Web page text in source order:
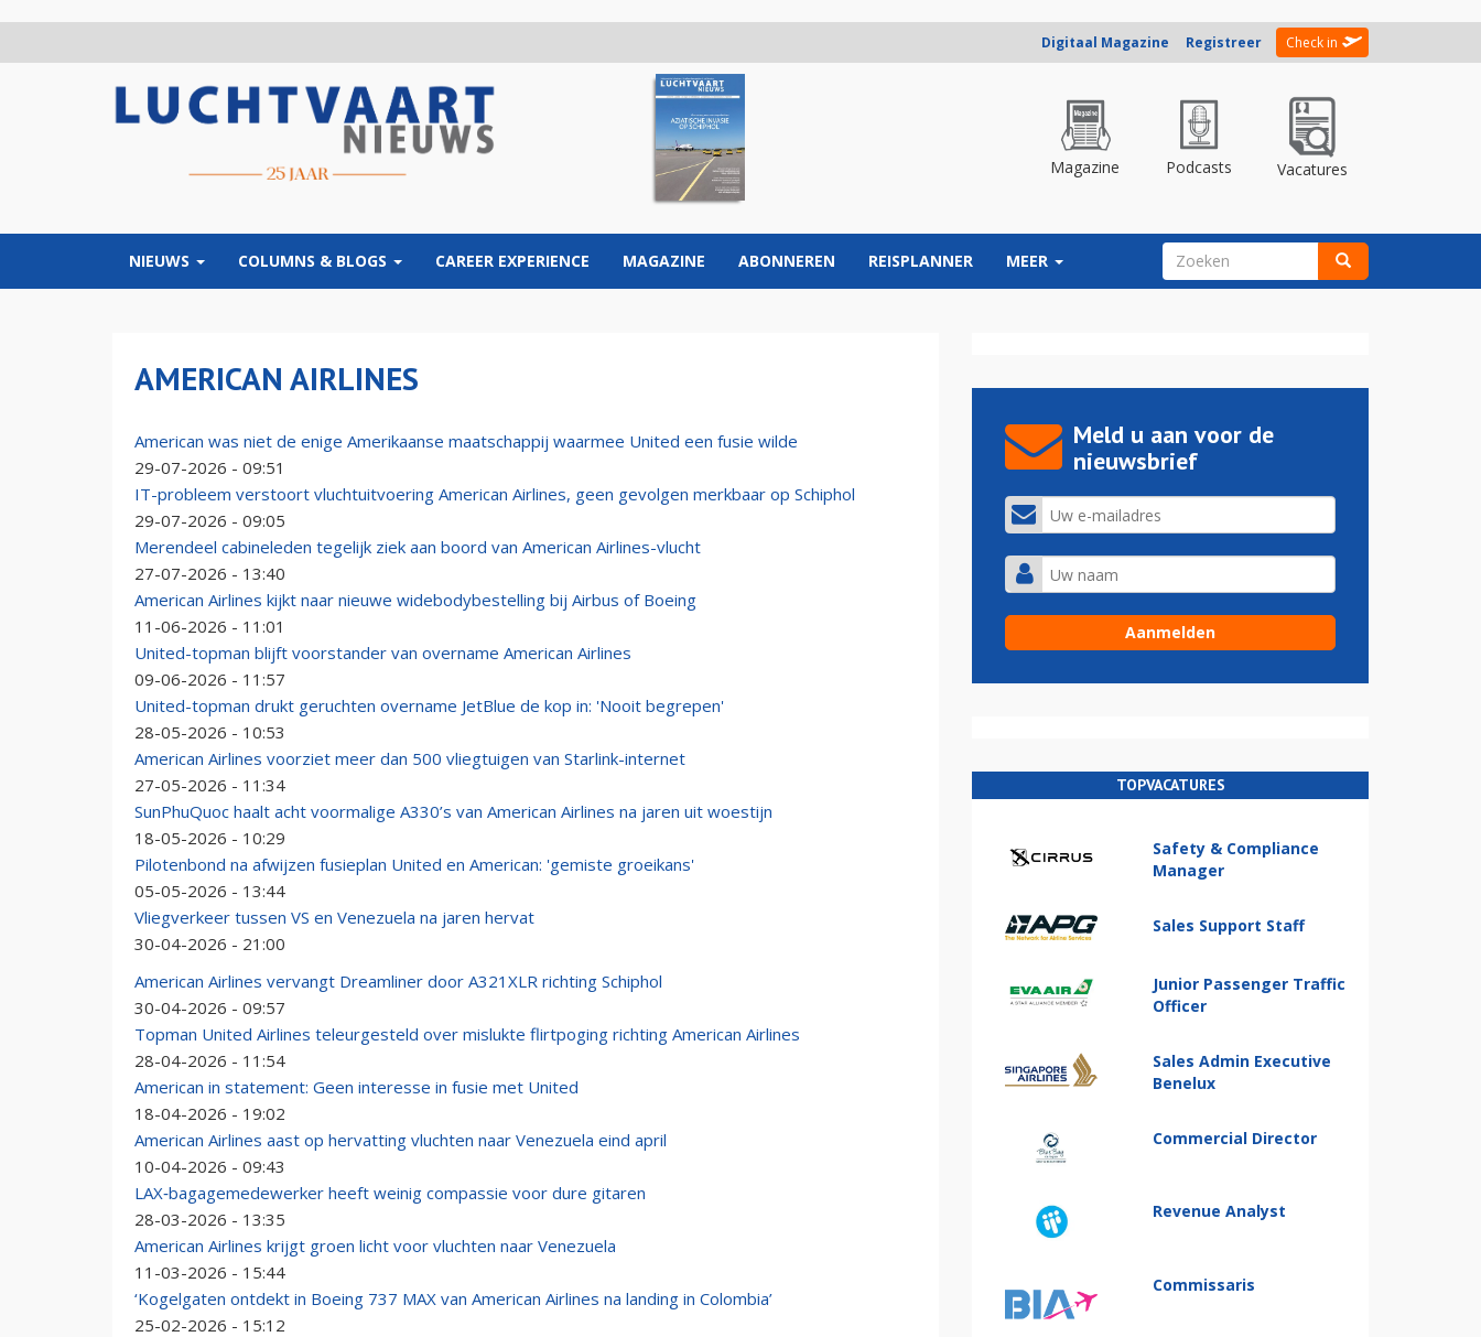
Digitaal Magazine Registreer Check in
Magazine Podcasts Vacatures
NIEUWS COLUMNS & BLOGS CAREER EXPERIENCE MAGAZINE ABONNEREN REISPLANNER MEER ZOEKVELD
AMERICAN AIRLINES
American was niet de enige Amerikaanse maatschappij waarmee United een fusie wilde
29-07-2026 - 09:51
IT-probleem verstoort vluchtuitvoering American Airlines, geen gevolgen merkbaar op Schiphol
29-07-2026 - 09:05
Merendeel cabineleden tegelijk ziek aan boord van American Airlines-vlucht
27-07-2026 - 13:40
American Airlines kijkt naar nieuwe widebodybestelling bij Airbus of Boeing
11-06-2026 - 11:01
United-topman blijft voorstander van overname American Airlines
09-06-2026 - 11:57
United-topman drukt geruchten overname JetBlue de kop in: 'Nooit begrepen'
28-05-2026 - 10:53
American Airlines voorziet meer dan 500 vliegtuigen van Starlink-internet
27-05-2026 - 11:34
SunPhuQuoc haalt acht voormalige A330’s van American Airlines na jaren uit woestijn
18-05-2026 - 10:29
Pilotenbond na afwijzen fusieplan United en American: 'gemiste groeikans'
05-05-2026 - 13:44
Vliegverkeer tussen VS en Venezuela na jaren hervat
30-04-2026 - 21:00
American Airlines vervangt Dreamliner door A321XLR richting Schiphol
30-04-2026 - 09:57
Topman United Airlines teleurgesteld over mislukte flirtpoging richting American Airlines
28-04-2026 - 11:54
American in statement: Geen interesse in fusie met United
18-04-2026 - 19:02
American Airlines aast op hervatting vluchten naar Venezuela eind april
10-04-2026 - 09:43
LAX‑bagagemedewerker heeft weinig compassie voor dure gitaren
28-03-2026 - 13:35
American Airlines krijgt groen licht voor vluchten naar Venezuela
11-03-2026 - 15:44
‘Kogelgaten ontdekt in Boeing 737 MAX van American Airlines na landing in Colombia’
25-02-2026 - 15:12
Meld u aan voor de
nieuwsbrief
TOPVACATURES
Safety & Compliance
Manager
Sales Support Staff
Junior Passenger Traffic
Officer
Sales Admin Executive
Benelux
Commercial Director
Revenue Analyst
Commissaris